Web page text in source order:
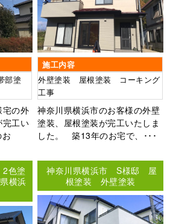
部塗
宅の外
完工い
施工内容
外壁塗装 屋根塗装 コーキング
工事
神奈川県横浜市のお客様の外壁
塗装、屋根塗装が完工いたしま
した。 築13年のお宅で、･･･
色塗
横浜
神奈川県横浜市 S様邸 屋
根塗装 外壁塗装